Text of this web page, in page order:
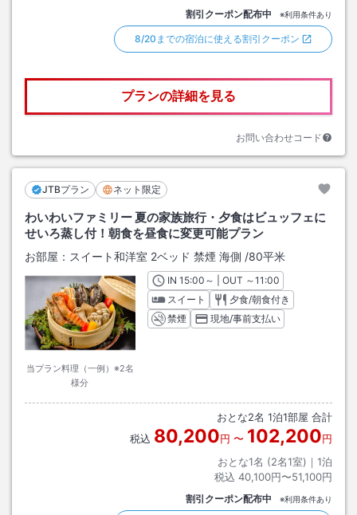
割引クーポン配布中 ※利用条件あり
8/20までの宿泊に使える割引クーポン
プランの詳細を見る
お問い合わせコード
JTBプラン ネット限定
わいわいファミリー 夏の家族旅行・夕食はビュッフェに
せいろ蒸し付！朝食を昼食に変更可能プラン
お部屋： スイート和洋室 2ベッド 禁煙 海側 /80平米
当プラン料理（一例）※2名
様分
INチェックイン
15:00 ～ | OUT チェックアウト
～11:00
スイート
夕食/朝食付き
禁煙
現地/事前支払い
おとな2名 1泊1部屋 合計
税込 80,200円 〜 102,200円
おとな1名 (2名1室)｜ 1泊
税込 40,100円〜51,100円
割引クーポン配布中 ※利用条件あり